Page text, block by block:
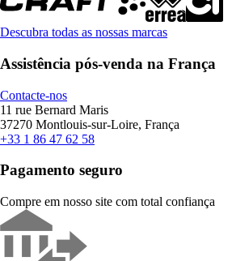
Descubra todas as nossas marcas
Assistência pós-venda na França
Contacte-nos
11 rue Bernard Maris
37270 Montlouis-sur-Loire, França
+33 1 86 47 62 58
Pagamento seguro
Compre em nosso site com total confiança